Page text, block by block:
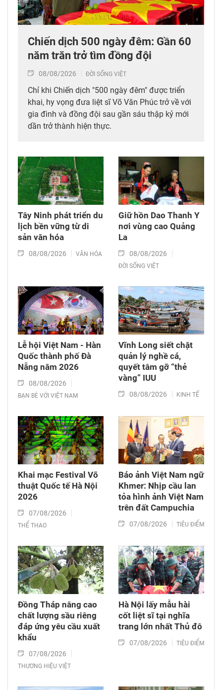
Chiến dịch 500 ngày đêm: Gần 60
năm trăn trở tìm đồng đội
08/08/2026 ĐỜI SỐNG VIỆT
Chỉ khi Chiến dịch "500 ngày đêm" được triển
khai, hy vọng đưa liệt sĩ Võ Văn Phúc trở về với
gia đình và đồng đội sau gần sáu thập kỷ mới
dần trở thành hiện thực.
Tây Ninh phát triển du
lịch bền vững từ di
sản văn hóa
08/08/2026 VĂN HÓA
Giữ hồn Dao Thanh Y
nơi vùng cao Quảng
La
08/08/2026
ĐỜI SỐNG VIỆT
Lễ hội Việt Nam - Hàn
Quốc thành phố Đà
Nẵng năm 2026
08/08/2026
BẠN BÈ VỚI VIỆT NAM
Vĩnh Long siết chặt
quản lý nghề cá,
quyết tâm gỡ “thẻ
vàng” IUU
08/08/2026 KINH TẾ
Khai mạc Festival Võ
thuật Quốc tế Hà Nội
2026
07/08/2026
THỂ THAO
Báo ảnh Việt Nam ngữ
Khmer: Nhịp cầu lan
tỏa hình ảnh Việt Nam
trên đất Campuchia
07/08/2026 TIÊU ĐIỂM
Đồng Tháp nâng cao
chất lượng sầu riêng
đáp ứng yêu cầu xuất
khẩu
07/08/2026
THƯƠNG HIỆU VIỆT
Hà Nội lấy mẫu hài
cốt liệt sĩ tại nghĩa
trang lớn nhất Thủ đô
07/08/2026 TIÊU ĐIỂM